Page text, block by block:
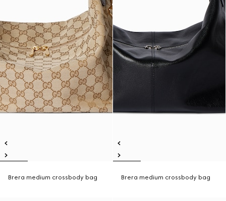
Brera medium crossbody bag Brera medium crossbody bag